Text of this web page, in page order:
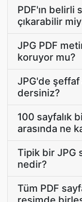
PDF'ın belirli
çıkarabilir
JPG PDF
koruyor mu?
JPG'de şeffaf
dersiniz?
100 sayfalık
arasında ne
Tipik bir JPG
nedir?
Tüm PDF